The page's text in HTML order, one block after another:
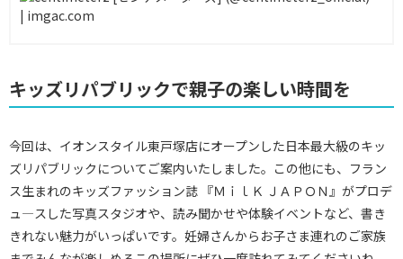
キッズリパブリックで親子の楽しい時間を
今回は、イオンスタイル東戸塚店にオープンした日本最大級のキッ
ズリパブリックについてご案内いたしました。この他にも、フラン
ス生まれのキッズファッション誌 『ＭｉｌＫ ＪＡＰＯＮ』がプロデ
ュ―スした写真スタジオや、読み聞かせや体験イベントなど、書き
きれない魅力がいっぱいです。妊婦さんからお子さま連れのご家族